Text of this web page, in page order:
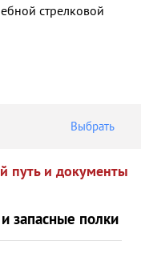
стрелковой
Выбрать
путь и документы
запасные полки